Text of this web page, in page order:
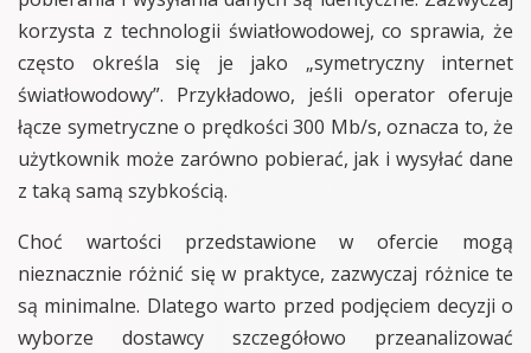
korzysta z technologii światłowodowej, co sprawia, że
często określa się je jako „symetryczny internet
światłowodowy”. Przykładowo, jeśli operator oferuje
łącze symetryczne o prędkości 300 Mb/s, oznacza to, że
użytkownik może zarówno pobierać, jak i wysyłać dane
z taką samą szybkością.
Choć wartości przedstawione w ofercie mogą
nieznacznie różnić się w praktyce, zazwyczaj różnice te
są minimalne. Dlatego warto przed podjęciem decyzji o
wyborze dostawcy szczegółowo przeanalizować